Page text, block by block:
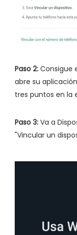
Paso 2: Consigue
abre su
tres puntos en la
Paso 3: Va a
"Vincular un